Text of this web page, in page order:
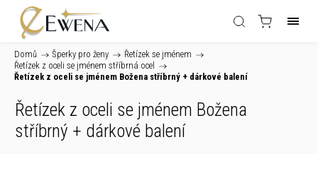
Domů / Šperky pro ženy / Řetízek se jménem /
Řetízek z oceli se jménem stříbrná ocel /
Řetízek z oceli se jménem Božena stříbrný + dárkové balení
Řetízek z oceli se jménem Božena
stříbrný + dárkové balení